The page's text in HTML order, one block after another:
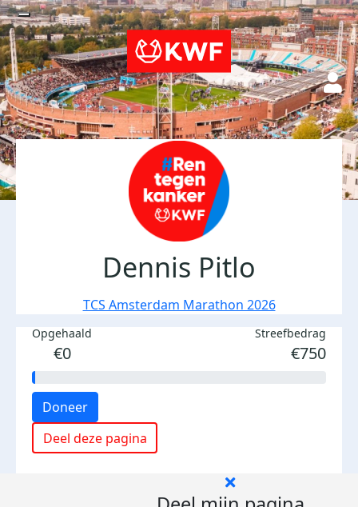
Dennis Pitlo
TCS Amsterdam Marathon 2026
Opgehaald
€0
Streefbedrag
€750
Doneer
Deel deze pagina